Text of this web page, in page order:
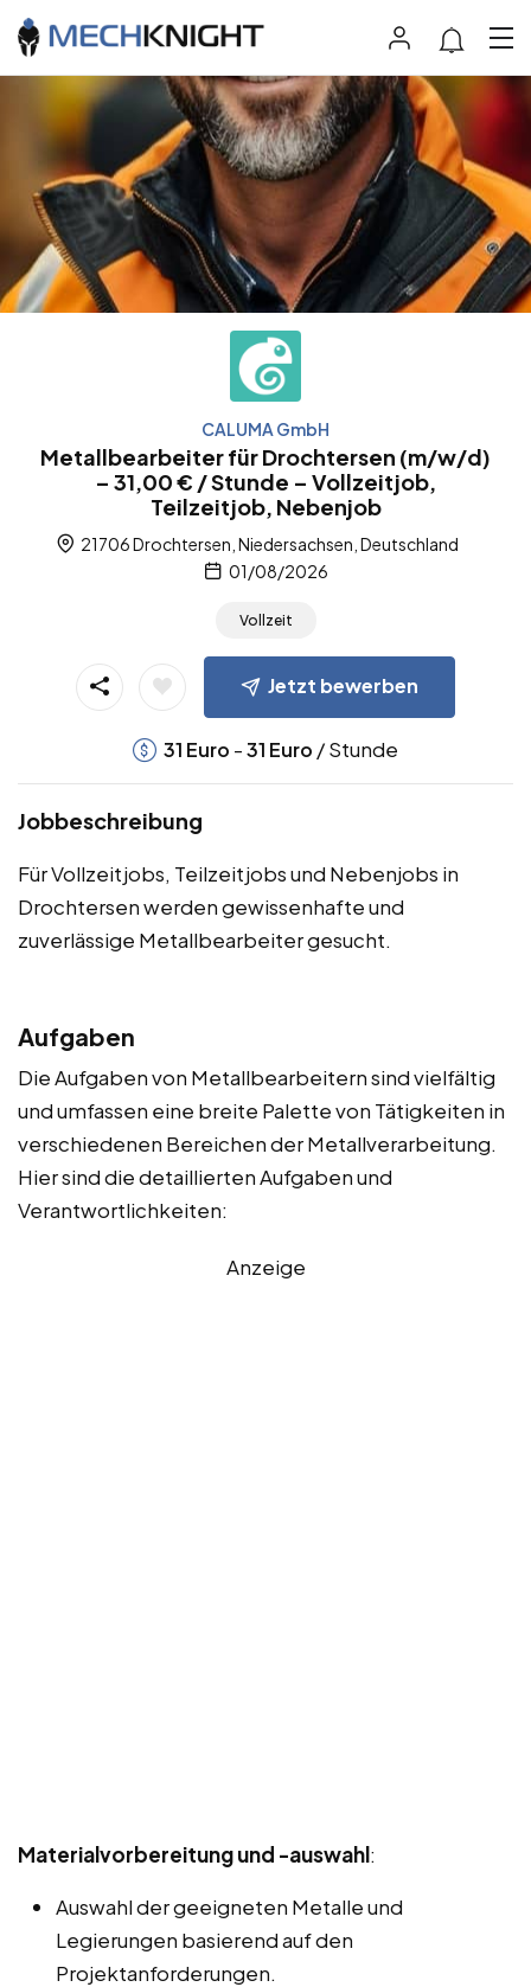
CALUMA GmbH
Metallbearbeiter für Drochtersen (m/w/d)
– 31,00 € / Stunde – Vollzeitjob,
Teilzeitjob, Nebenjob
21706 Drochtersen, Niedersachsen, Deutschland
01/08/2026
Vollzeit
Jetzt bewerben
31 Euro -31 Euro / Stunde
Jobbeschreibung
Für Vollzeitjobs, Teilzeitjobs und Nebenjobs in
Drochtersen werden gewissenhafte und
zuverlässige Metallbearbeiter gesucht.
Aufgaben
Die Aufgaben von Metallbearbeitern sind vielfältig
und umfassen eine breite Palette von Tätigkeiten in
verschiedenen Bereichen der Metallverarbeitung.
Hier sind die detaillierten Aufgaben und
Verantwortlichkeiten:
Anzeige
Materialvorbereitung und -auswahl:
Auswahl der geeigneten Metalle und
Legierungen basierend auf den
Projektanforderungen.